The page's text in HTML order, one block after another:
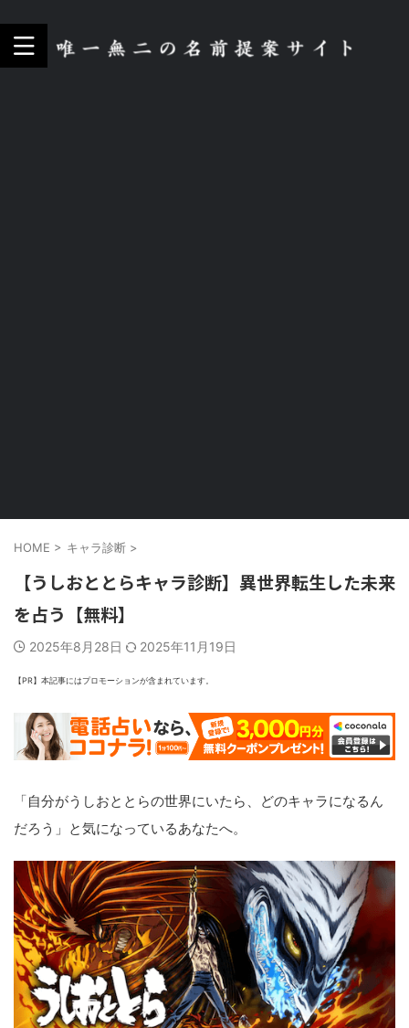
HOME > キャラ診断 >
【うしおととらキャラ診断】異世界転生した未来
を占う【無料】
2025年8月28日 2025年11月19日
【PR】本記事にはプロモーションが含まれています。
「自分がうしおととらの世界にいたら、どのキャラになるん
だろう」と気になっているあなたへ。